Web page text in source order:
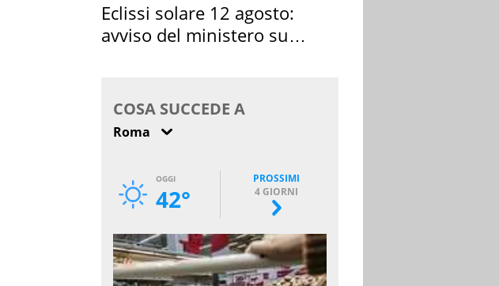
Eclissi solare 12 agosto:
avviso del ministero su